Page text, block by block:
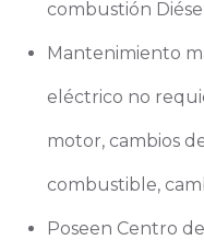
combustión
Mantenimiento
eléctrico no
motor, cambios
combustible,
Poseen Centro